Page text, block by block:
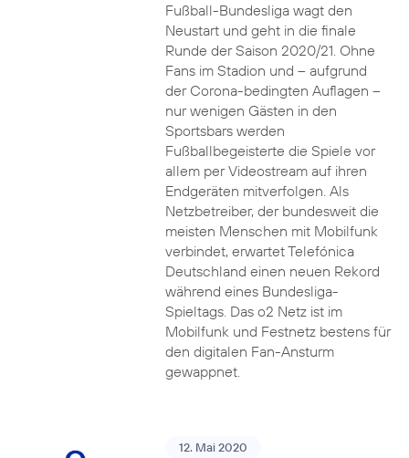
Fußball-Bundesliga wagt den
Neustart und geht in die finale
Runde der Saison 2020/21. Ohne
Fans im Stadion und – aufgrund
der Corona-bedingten Auflagen –
nur wenigen Gästen in den
Sportsbars werden
Fußballbegeisterte die Spiele vor
allem per Videostream auf ihren
Endgeräten mitverfolgen. Als
Netzbetreiber, der bundesweit die
meisten Menschen mit Mobilfunk
verbindet, erwartet Telefónica
Deutschland einen neuen Rekord
während eines Bundesliga-
Spieltags. Das o2 Netz ist im
Mobilfunk und Festnetz bestens für
den digitalen Fan-Ansturm
gewappnet.
12. Mai 2020